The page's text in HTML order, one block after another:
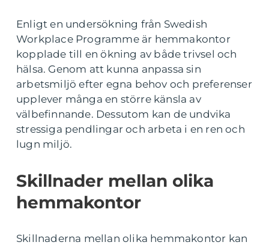
Enligt en undersökning från Swedish
Workplace Programme är hemmakontor
kopplade till en ökning av både trivsel och
hälsa. Genom att kunna anpassa sin
arbetsmiljö efter egna behov och preferenser
upplever många en större känsla av
välbefinnande. Dessutom kan de undvika
stressiga pendlingar och arbeta i en ren och
lugn miljö.
Skillnader mellan olika
hemmakontor
Skillnaderna mellan olika hemmakontor kan